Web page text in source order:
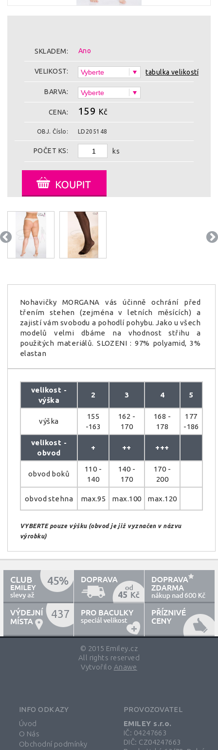
SKLADEM: Ano
VELIKOST: tabulka velikostí
BARVA:
CENA: 159 Kč
OBJ. Číslo: LD205148
POČET KS: ks
Nohavičky MORGANA vás účinně ochrání před
třením stehen (zejména v letních měsících) a
zajistí vám svobodu a pohodlí pohybu. Jako u všech
modelů velmi dbáme na vhodnost střihu a
použitých materiálů. SLOZENI : 97% polyamid, 3%
elastan
velikost -
výška
2 3 4 5
výška
155
-163
162 -
170
168 -
178
177
-186
velikost -
obvod
+ ++ +++
obvod boků
110 -
140
140 -
170
170 -
200
obvod stehna max.95 max.100 max.120
VYBERTE pouze výšku (obvod je již vyznačen v názvu
výrobku)
45 600
437
© 2015 Emiley.cz
All rights reserved
Vytvořilo Anawe
INFO ODKAZY
Úvod
O Nás
Obchodní podmínky
PROVOZOVATEL
EMILEY s.r.o.
IČ: 04247663
DIČ: CZ04247663